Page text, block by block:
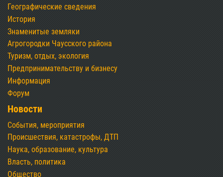
Географические сведения
История
Знаменитые земляки
Агрогородки Чаусского района
Туризм, отдых, экология
Предпринимательству и бизнесу
Информация
Форум
Новости
События, мероприятия
Происшествия, катастрофы, ДТП
Наука, образование, культура
Власть, политика
Общество